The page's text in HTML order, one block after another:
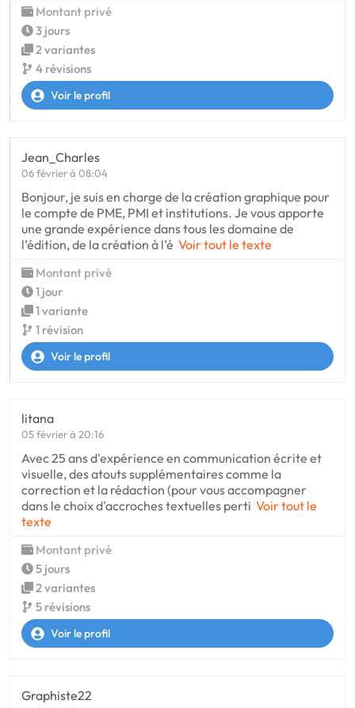
Montant privé
3 jours
2 variantes
4 révisions
Voir le profil
Jean_Charles
06 février à 08:04
Bonjour, je suis en charge de la création graphique pour
le compte de PME, PMI et institutions. Je vous apporte
une grande expérience dans tous les domaine de
l’édition, de la création à l’é Voir tout le texte
Montant privé
1 jour
1 variante
1 révision
Voir le profil
litana
05 février à 20:16
Avec 25 ans d'expérience en communication écrite et
visuelle, des atouts supplémentaires comme la
correction et la rédaction (pour vous accompagner
dans le choix d'accroches textuelles perti Voir tout le
texte
Montant privé
5 jours
2 variantes
5 révisions
Voir le profil
Graphiste22